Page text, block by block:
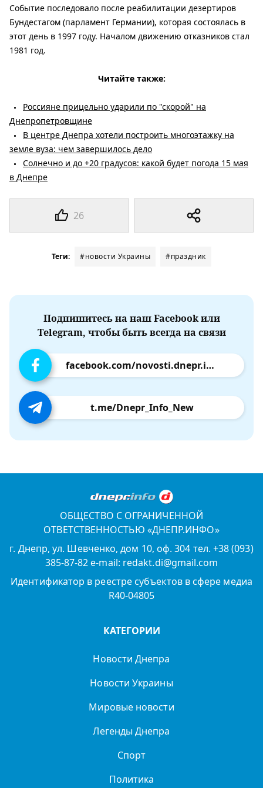
26
Событие последовало после реабилитации дезертиров
Бундестагом (парламент Германии), которая состоялась в
этот день в 1997 году. Началом движению отказников стал
1981 год.
Читайте также:
Россияне прицельно ударили по "скорой" на
Днепропетровщине
В центре Днепра хотели построить многоэтажку на
земле вуза: чем завершилось дело
Солнечно и до +20 градусов: какой будет погода 15 мая
в Днепре
Теги: #новости Украины #праздник
Подпишитесь на наш Facebook или
Telegram, чтобы быть всегда на связи
facebook.com/novosti.dnepr.info
t.me/Dnepr_Info_New
ОБЩЕСТВО С ОГРАНИЧЕННОЙ
ОТВЕТСТВЕННОСТЬЮ «ДНЕПР.ИНФО»
г. Днепр, ул. Шевченко, дом 10, оф. 304 тел. +38 (093)
385-87-82 e-mail: redakt.di@gmail.com
Идентификатор в реестре субъектов в сфере медиа
R40-04805
КАТЕГОРИИ
Новости Днепра
Новости Украины
Мировые новости
Легенды Днепра
Спорт
Политика